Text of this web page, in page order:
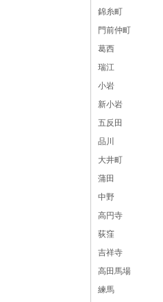
錦糸町
門前仲町
葛西
瑞江
小岩
新小岩
五反田
品川
大井町
蒲田
中野
高円寺
荻窪
吉祥寺
高田馬場
練馬